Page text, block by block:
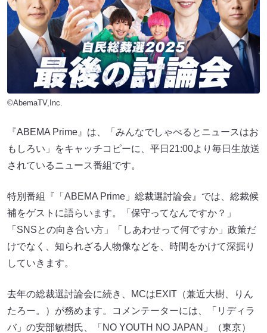
©AbemaTV,Inc.
『ABEMA Prime』は、「みんなでしゃべるとニュースはお
もしろい」をキャッチコピーに、平日21:00より毎日生放送
されているニュース番組です。
特別番組『「ABEMA Prime」総裁選討論会』では、総裁候
補をゲストに語らいます。「保守ってなんですか？」
「SNSとの向き合い方」「しあわせって何ですか」政策だ
けでなく、知られざる人物像などを、時間をかけて深掘り
していきます。
去年の総裁選討論会に続き、MCはEXIT（兼近大樹、りん
たろー。）が務めます。コメンテーターには、「リディラ
バ」の安部敏樹氏、「NO YOUTH NO JAPAN」（東京）